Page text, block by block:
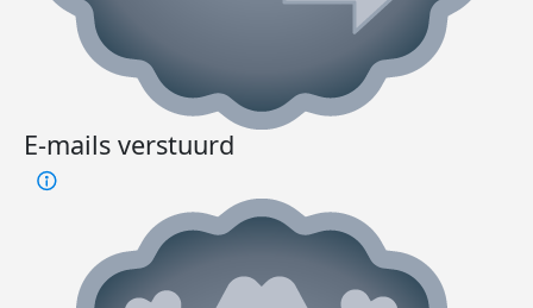
E-mails verstuurd